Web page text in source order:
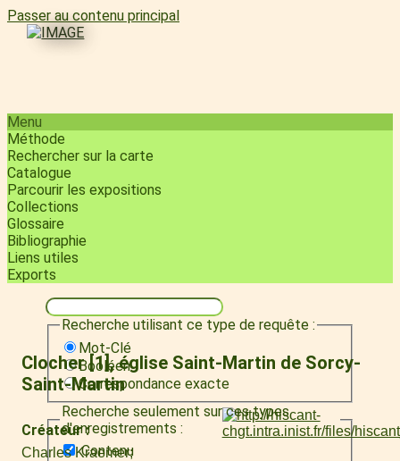
Passer au contenu principal
Menu
Méthode
Rechercher sur la carte
Catalogue
Parcourir les expositions
Collections
Glossaire
Bibliographie
Liens utiles
Exports
Recherche utilisant ce type de requête :
Mot-Clé
Booléen
Correspondance exacte
Recherche seulement sur ces types
d'enregistrements :
Contenu
Clocher [1], église Saint-Martin de Sorcy-
Saint-Martin
Créateur
Charles Kraemer